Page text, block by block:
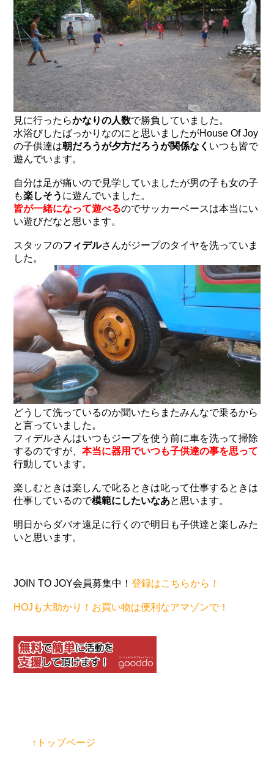
見に行ったらかなりの人数で勝負していました。
水浴びしたばっかりなのにと思いましたがHouse Of Joy
の子供達は朝だろうが夕方だろうが関係なく いつも皆で
遊んでいます。
自分は足が痛いので見学していましたが男の子も女の子
も楽しそう に遊んでいました。
皆が一緒になって遊べるのでサッカーベースは本当にい
い遊びだなと思います。
スタッフのフィデルさんがジープのタイヤを洗っていま
した。
どうして洗っているのか聞いたらまたみんなで乗るから
と言っていました。
フィデルさんはいつもジープを使う前に車を洗って掃除
するのですが、本当に器用でいつも子供達の事を思って
行動しています。
楽しむときは楽しんで叱るときは叱って仕事するときは
仕事しているので模範にしたいなあと思います。
明日からダバオ遠足に行くので明日も子供達と楽しみた
いと思います。
JOIN TO JOY会員募集中！登録はこちらから！
HOJも大助かり！お買い物は便利なアマゾンで！
↑トップページ